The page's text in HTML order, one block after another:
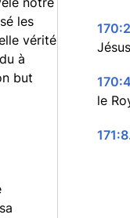
les
vérité
à
but
le